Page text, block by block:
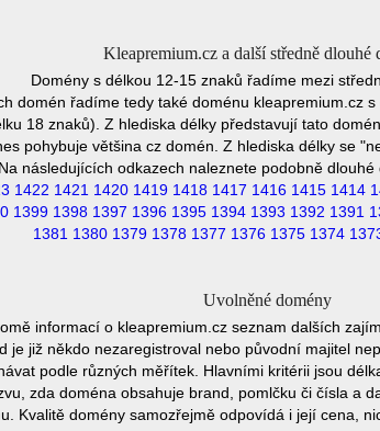
Kleapremium.cz a další středně dlouhé
Domény s délkou 12-15 znaků řadíme mezi
domén řadíme tedy také doménu kleapremium.cz
18 znaků). Z hlediska délky představují tato
pohybuje většina cz domén. Z hlediska délky se
Na následujících odkazech naleznete podobně
1422 1421 1420 1419 1418 1417 1416 1415 1414
1399 1398 1397 1396 1395 1394 1393 1392 1391
1381 1380 1379 1378 1377 1376 1375 1374
Uvolněné domény
informací o kleapremium.cz seznam dalších
je již někdo nezaregistroval nebo původní majitel
podle různých měřítek. Hlavními kritérii jsou
zda doména obsahuje brand, pomlčku či čísla a
Kvalitě domény samozřejmě odpovídá i její cena,